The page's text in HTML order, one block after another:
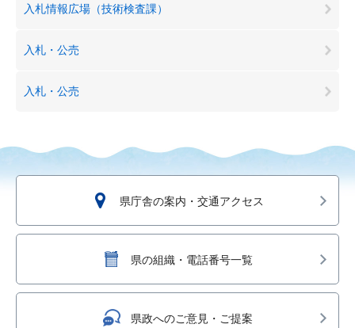
入札情報広場（技術検査課）
入札・公売
入札・公売
県庁舎の案内・交通アクセス
県の組織・電話番号一覧
県政へのご意見・ご提案